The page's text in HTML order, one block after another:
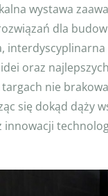
wystawa
dla
oraz
nie
się dokąd dąży